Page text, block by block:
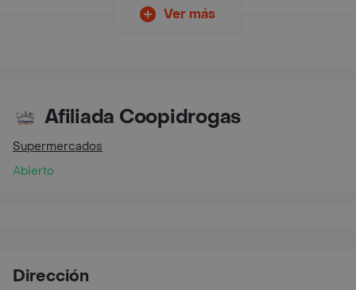
Ver más
Afiliada Coopidrogas
Supermercados
Abierto
Dirección